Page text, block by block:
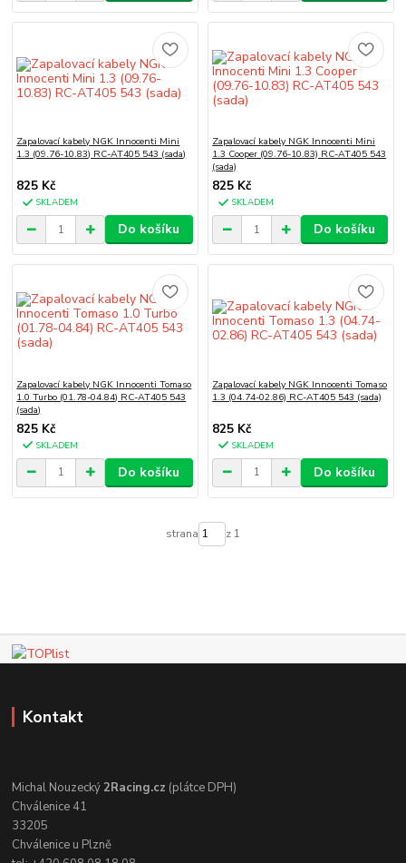
Zapalovací kabely NGK Innocenti Mini
1.3 (09.76-10.83) RC-AT405 543 (sada)
825 Kč
SKLADEM
Do košíku
Zapalovací kabely NGK Innocenti Mini
1.3 Cooper (09.76-10.83) RC-AT405 543
(sada)
825 Kč
SKLADEM
Do košíku
Zapalovací kabely NGK Innocenti Tomaso
1.0 Turbo (01.78-04.84) RC-AT405 543
(sada)
825 Kč
SKLADEM
Do košíku
Zapalovací kabely NGK Innocenti Tomaso
1.3 (04.74-02.86) RC-AT405 543 (sada)
825 Kč
SKLADEM
Do košíku
strana z 1
Kontakt
Michal Nouzecký2Racing.cz (plátce DPH)
Chválenice 41
33205
Chválenice u Plzně